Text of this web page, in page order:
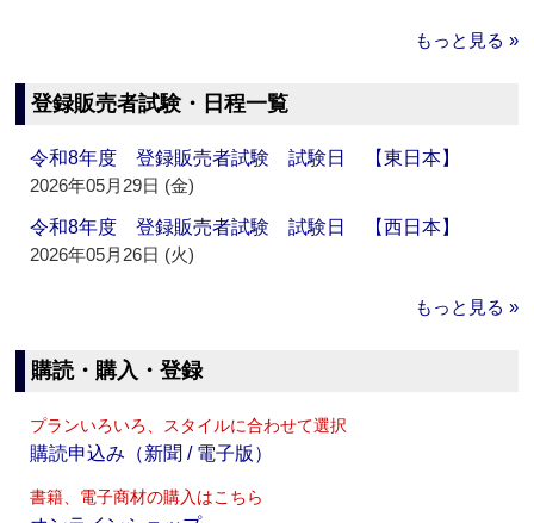
もっと見る »
登録販売者試験・日程一覧
令和8年度 登録販売者試験 試験日 【東日本】
2026年05月29日 (金)
令和8年度 登録販売者試験 試験日 【西日本】
2026年05月26日 (火)
もっと見る »
購読・購入・登録
プランいろいろ、スタイルに合わせて選択
購読申込み（新聞 / 電子版）
書籍、電子商材の購入はこちら